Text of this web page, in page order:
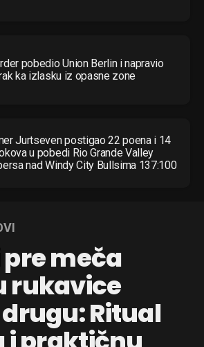
pobedio Union Berlin i napravio
ka izlasku iz opasne zone
Jurtseven postigao 22 poena i 14
u pobedi Rio Grande Valley
nad Windy City Bullsima 137:100
meča
rukavice
Ritual